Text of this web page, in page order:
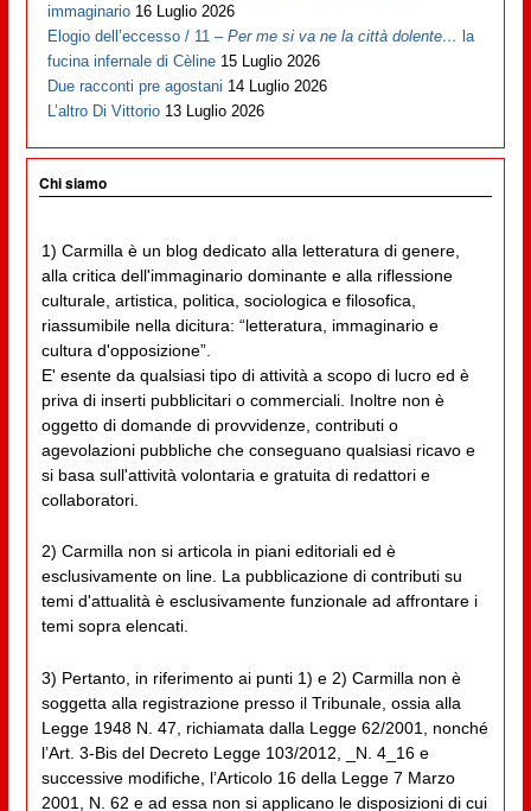
immaginario 16 Luglio 2026
Elogio dell’eccesso / 11 –Per me si va ne la città dolente… la
fucina infernale di Cèline 15 Luglio 2026
Due racconti pre agostani 14 Luglio 2026
L’altro Di Vittorio 13 Luglio 2026
Chi siamo
1) Carmilla è un blog dedicato alla letteratura di genere,
alla critica dell'immaginario dominante e alla riflessione
culturale, artistica, politica, sociologica e filosofica,
riassumibile nella dicitura: “letteratura, immaginario e
cultura d'opposizione”.
E' esente da qualsiasi tipo di attività a scopo di lucro ed è
priva di inserti pubblicitari o commerciali. Inoltre non è
oggetto di domande di provvidenze, contributi o
agevolazioni pubbliche che conseguano qualsiasi ricavo e
si basa sull'attività volontaria e gratuita di redattori e
collaboratori.
2) Carmilla non si articola in piani editoriali ed è
esclusivamente on line. La pubblicazione di contributi su
temi d'attualità è esclusivamente funzionale ad affrontare i
temi sopra elencati.
3) Pertanto, in riferimento ai punti 1) e 2) Carmilla non è
soggetta alla registrazione presso il Tribunale, ossia alla
Legge 1948 N. 47, richiamata dalla Legge 62/2001, nonché
l’Art. 3-Bis del Decreto Legge 103/2012, _N. 4_16 e
successive modifiche, l’Articolo 16 della Legge 7 Marzo
2001, N. 62 e ad essa non si applicano le disposizioni di cui